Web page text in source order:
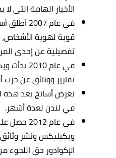
الأخبار الهامة التي
في عام
قوية لهوية
تفصيلية عن إحدى
في عام
تقارير ووثائق عن حرب
تعرض أسانج بعد هذه
في لندن لعدة أشهر.
في عام
الإكوادور حق اللجوء